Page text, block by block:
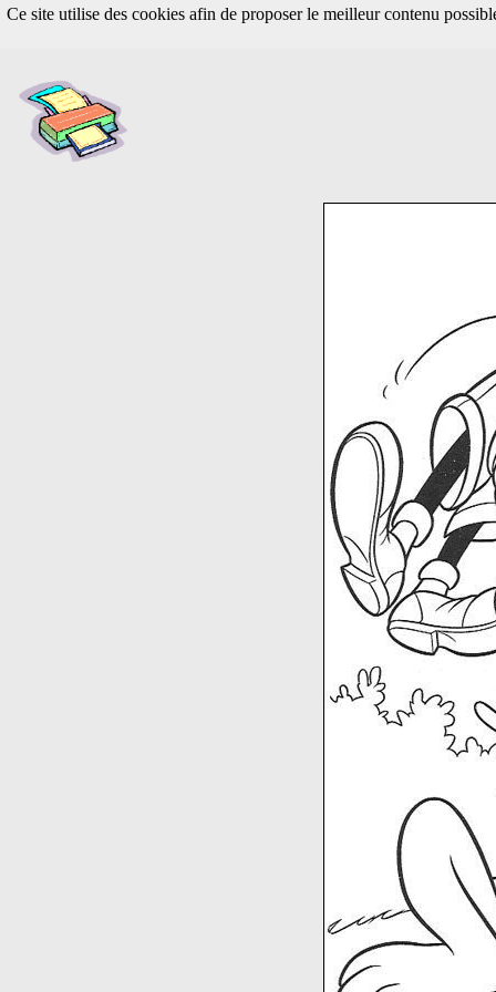
Ce site utilise des cookies afin de proposer le meilleur contenu